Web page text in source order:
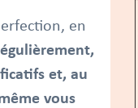
en
et, au
vous